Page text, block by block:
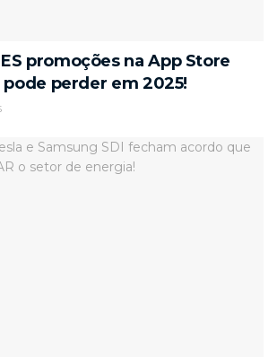
promoções na App Store
perder em 2025!